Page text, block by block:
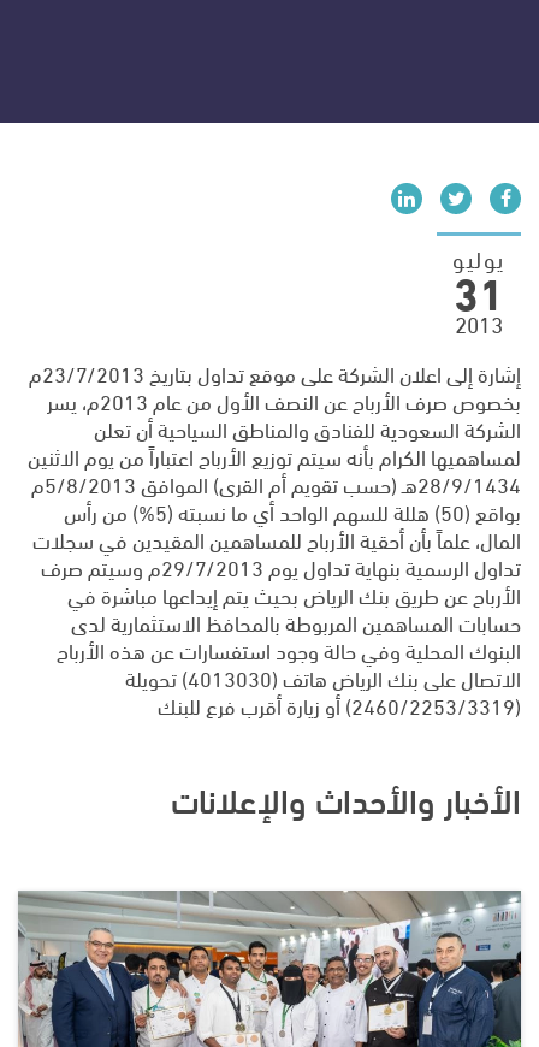
Social
يوليو
31
2013
إشارة إلى اعلان الشركة على موقع تداول بتاريخ 23/7/2013م
بخصوص صرف الأرباح عن النصف الأول من عام 2013م، يسر
الشركة السعودية للفنادق والمناطق السياحية أن تعلن
لمساهميها الكرام بأنه سيتم توزيع الأرباح اعتباراً من يوم الاثنين
28/9/1434هـ (حسب تقويم أم القرى) الموافق 5/8/2013م
بواقع (50) هللة للسهم الواحد أي ما نسبته (5%) من رأس
المال، علماً بأن أحقية الأرباح للمساهمين المقيدين في سجلات
تداول الرسمية بنهاية تداول يوم 29/7/2013م وسيتم صرف
الأرباح عن طريق بنك الرياض بحيث يتم إيداعها مباشرة في
حسابات المساهمين المربوطة بالمحافظ الاستثمارية لدى
البنوك المحلية وفي حالة وجود استفسارات عن هذه الأرباح
الاتصال على بنك الرياض هاتف (4013030) تحويلة
(2460/2253/3319) أو زيارة أقرب فرع للبنك
الأخبار والأحداث والإعلانات